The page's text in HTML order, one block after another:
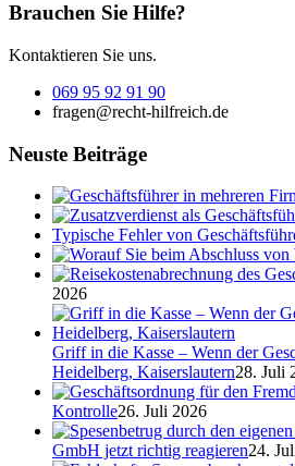
Brauchen Sie Hilfe?
Kontaktieren Sie uns.
069 95 92 91 90
fragen@recht-hilfreich.de
Neuste Beiträge
Typische Fehler von
2026
Griff in die Kasse – Wenn der
Heidelberg, Kaiserslautern28. Juli
Kontrolle26. Juli 2026
GmbH jetzt richtig reagieren24.